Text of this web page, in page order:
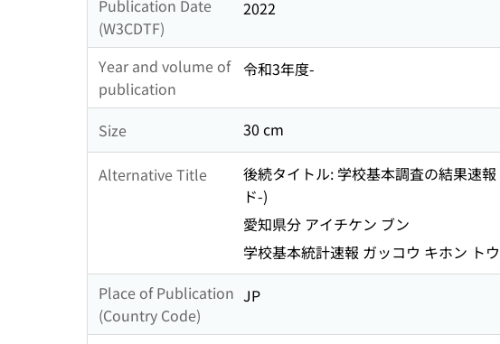
Publication Date
(W3CDTF)
2022
Year and volume of
publication
令和3年度-
Size 30 cm
Alternative Title
後続タイトル: 学校基本調査の結果速
ド-)
愛知県分 アイチケン ブン
学校基本統計速報 ガッコウ キホン ト
Place of Publication
(Country Code)
JP